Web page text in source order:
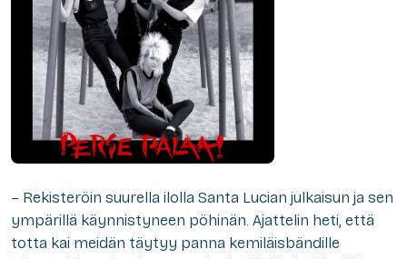
– Rekisteröin suurella ilolla Santa Lucian julkaisun ja sen
ympärillä käynnistyneen pöhinän. Ajattelin heti, että
totta kai meidän täytyy panna kemiläisbändille